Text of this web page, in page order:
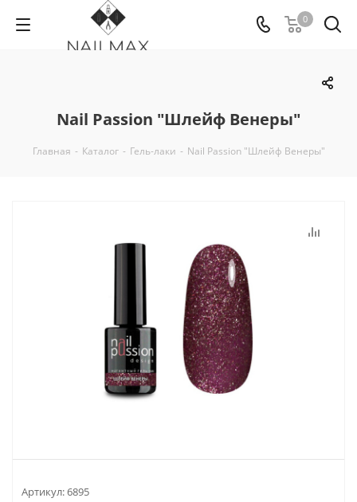
0
Nail Passion "Шлейф Венеры"
Главная - Каталог - Гель-лаки - Nail Passion "Шлейф Венеры"
Артикул:6895